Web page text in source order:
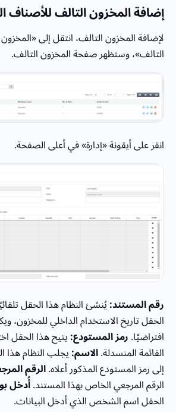
إضافة المخزون التالف للأصناف
لإضافة المخزون التالف، انتقل إلى
التالف»، وستظهر صفحة المخزون التالف.
انقر على أيقونة «إدارة» في أعلى الصفحة.
رقم المستند:يُنشئ النظام هذا الحقل
الحقل تاريخ الاستخدام الداخلي للمخزون،
افتراضيًا.رمز المستودع:يتيح هذا الحقل
القائمة المنسدلة.الاسم:يجلب النظام هذا
إلى رمز المستودع المذكور أعلاه.الرقم
الرقم المرجعي الخاص بهذا المستند.أُدخل
الحقل اسم الشخص الذي أدخل البيانات.